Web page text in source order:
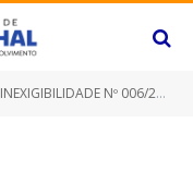
INEXIGIBILIDADE Nº 006/2021 (CONTRATAÇÃO DE EMPRESA PARA PRESTAÇÃO DE SERVIÇOS TÉCNICOS ESPECIALIZADOS DE ASSESSORIA E CONSULTORIA CONTÁBIL)